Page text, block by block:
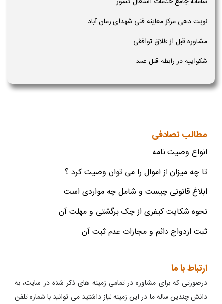
نوبت دهی مرکز معاینه فنی شهدای زمان آباد
مشاوره قبل از طلاق توافقی
شکواییه در رابطه قتل عمد
مطالب تصادفی
انواع وصیت نامه
تا چه میزان از اموال را می توان وصیت کرد ؟
ابلاغ قانونی چیست و شامل چه مواردی است
نحوه شکایت کیفری از چک برگشتی و مهلت آن
ثبت ازدواج دائم و مجازات عدم ثبت آن
ارتباط با ما
درصورتی که برای مشاوره در تمامی زمینه های ذکر شده در سایت، به
دانش چندین ساله ما در این زمینه نیاز داشتید می توانید با شماره تلفن